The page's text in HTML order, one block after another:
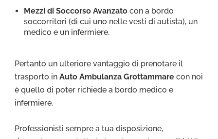
Mezzi di Soccorso Avanzatocon a bordo
soccorritori (di cui uno nelle vesti di autista), un
medico e un infermiere.
Pertanto un ulteriore vantaggio di prenotare il
trasporto in Auto Ambulanza Grottammare con noi
è quello di poter richiede a bordo medico e
infermiere.
Professionisti sempre a tua disposizione,